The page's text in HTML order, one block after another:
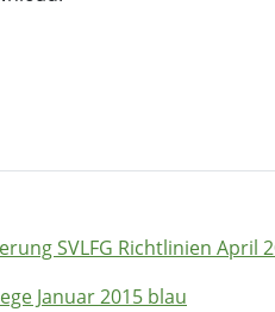
SVLFG Richtlinien April
Januar 2015 blau